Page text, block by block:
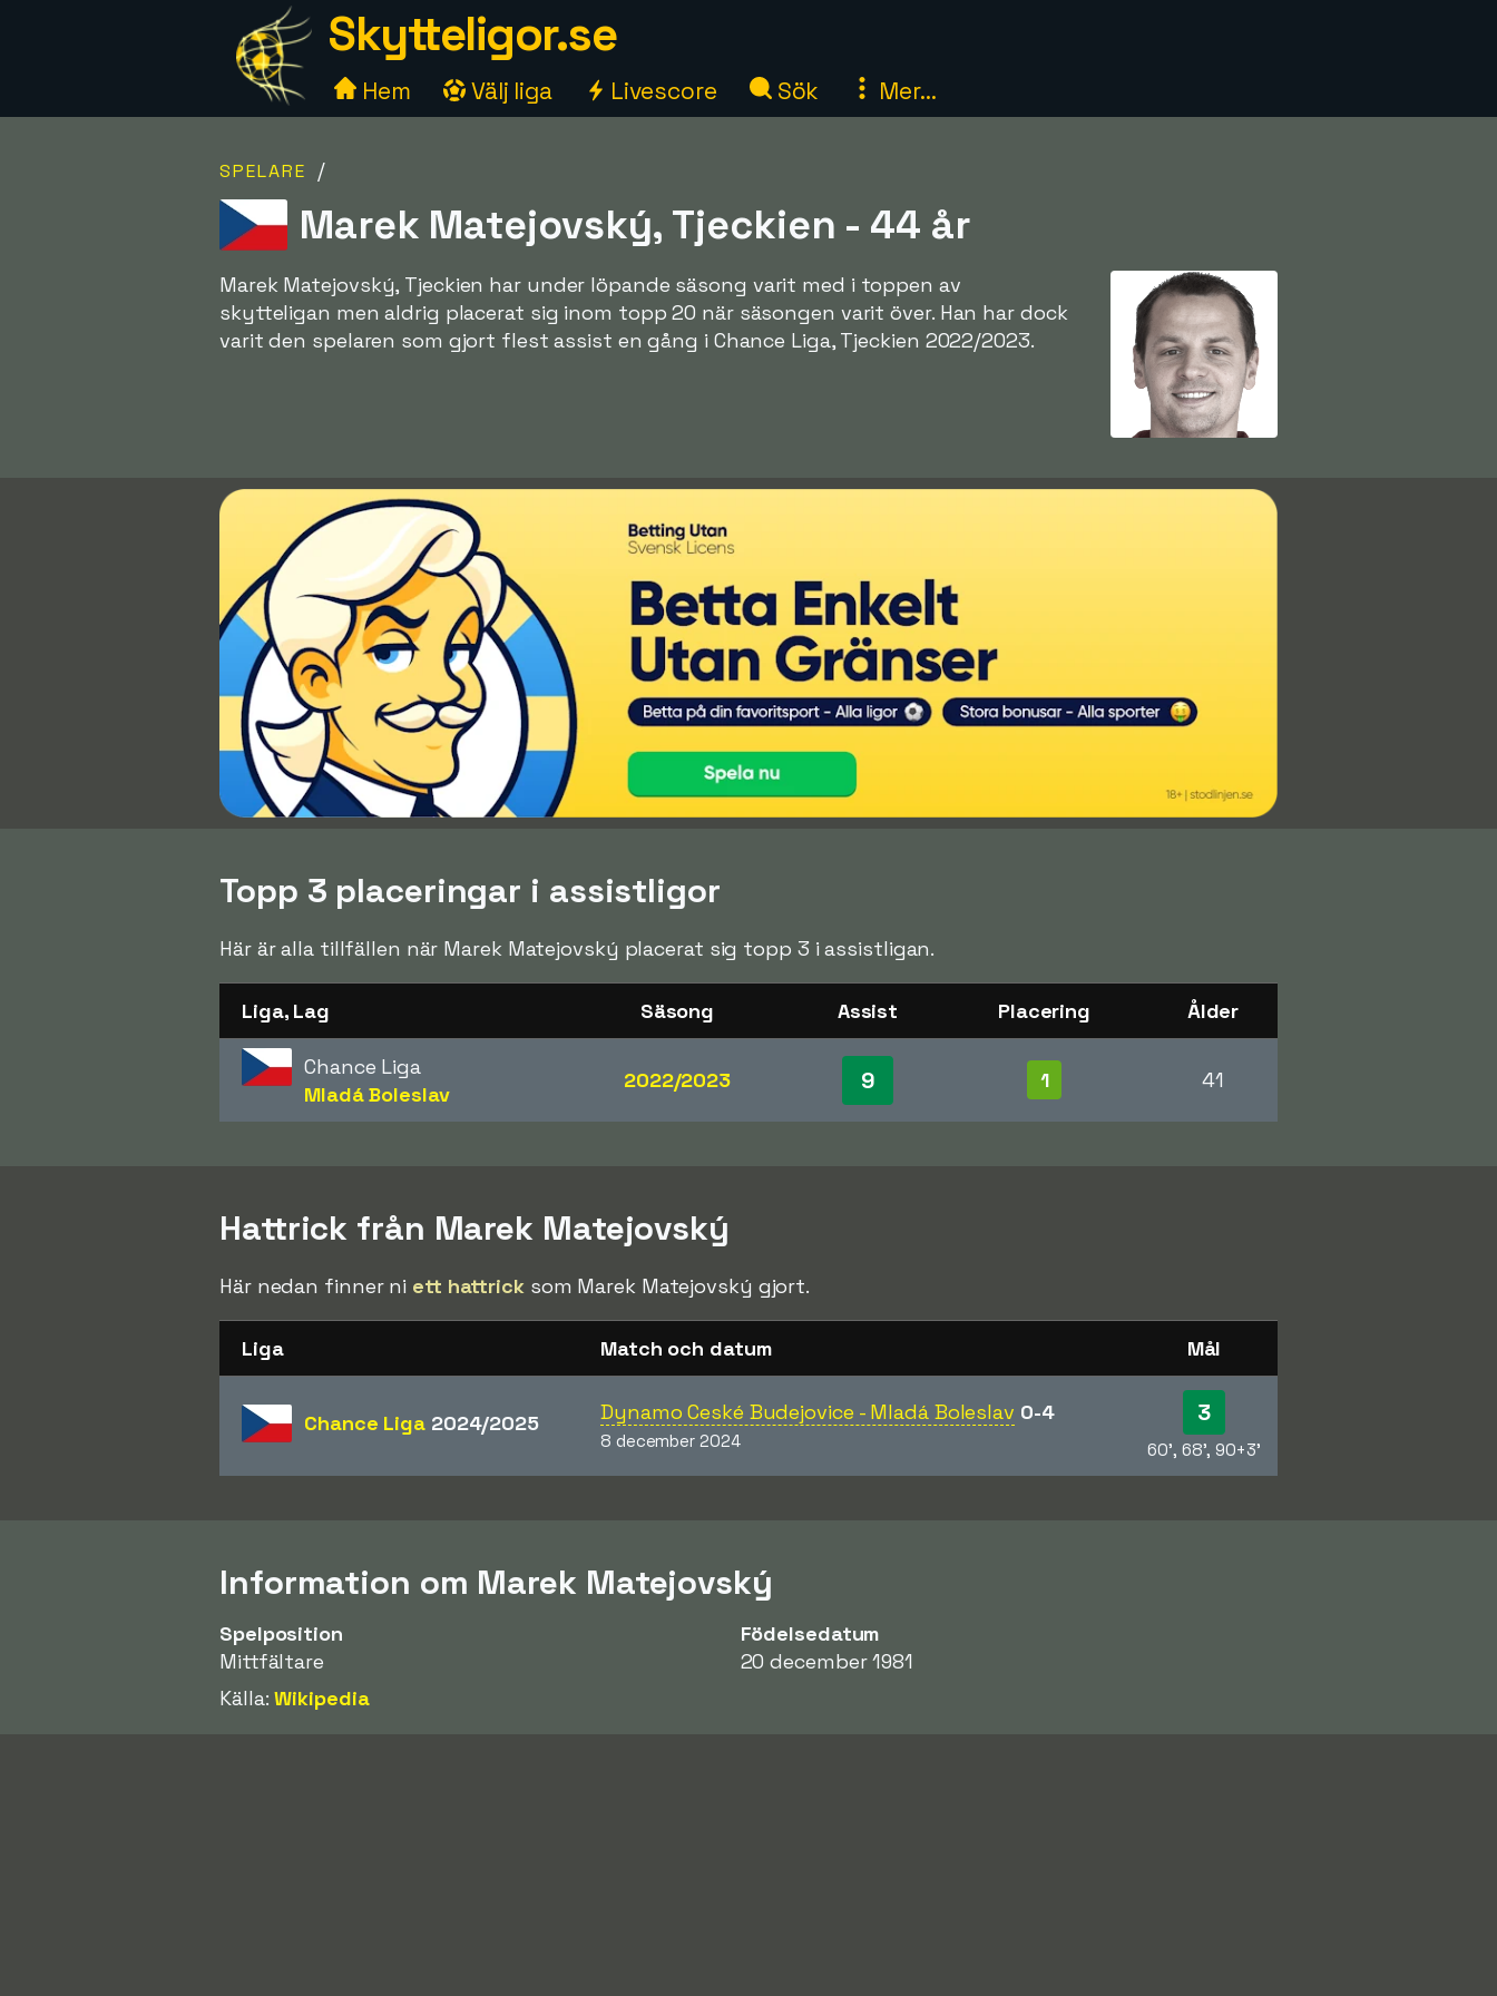
Skytteligor.se
Hem Välj liga Livescore Sök Mer...
SPELARE /
Marek Matejovský, Tjeckien - 44 år
Marek Matejovský, Tjeckien har under löpande säsong varit med i toppen av
skytteligan men aldrig placerat sig inom topp 20 när säsongen varit över. Han har dock
varit den spelaren som gjort flest assist en gång i Chance Liga, Tjeckien 2022/2023.
Topp 3 placeringar i assistligor
Här är alla tillfällen när Marek Matejovský placerat sig topp 3 i assistligan.
Liga, Lag Säsong Assist Placering Ålder
Chance Liga
Mladá Boleslav
2022/2023 9 1 41
Hattrick från Marek Matejovský
Här nedan finner ni ett hattrick som Marek Matejovský gjort.
Liga Match och datum Mål
Chance Liga2024/2025 Dynamo Ceské Budejovice - Mladá Boleslav 0-4
8 december 2024
3
60', 68', 90+3'
Information om Marek Matejovský
Spelposition
Mittfältare
Födelsedatum
20 december 1981
Källa:Wikipedia